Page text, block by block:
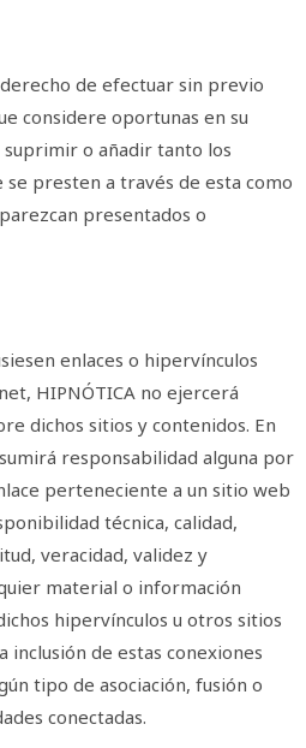
de efectuar sin previo
considere oportunas en su
o añadir tanto los
se presten a través de esta como
presentados o
enlaces o hipervínculos
HIPNÓTICA no ejercerá
dichos sitios y contenidos. En
responsabilidad alguna por
perteneciente a un sitio web
técnica, calidad,
veracidad, validez y
material o información
hipervínculos u otros sitios
de estas conexiones
tipo de asociación, fusión o
conectadas.